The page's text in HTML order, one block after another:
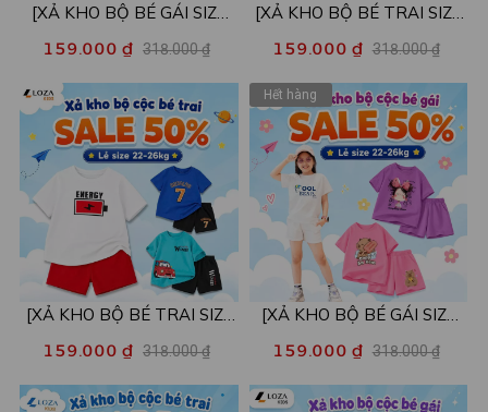
[XẢ KHO BỘ BÉ GÁI SIZE
nhiều mẫu - Quần áo bé gái
nữ từ 15-22kg - Loza Kids
XB001
159.000 ₫ 318.000 ₫
[XẢ KHO BỘ BÉ TRAI SIZE
mẫu - Quần áo bé trai từ 15-
18kg - Loza Kids XB002
159.000 ₫ 318.000 ₫
[XẢ KHO BỘ BÉ TRAI SIZE
mẫu - Quần áo bé trai từ 22-
26kg - Loza Kids XB004
159.000 ₫ 318.000 ₫
Hết hàng
[XẢ KHO BỘ BÉ GÁI SIZE
mẫu - Quần áo bé gái từ 22-
26kg - Loza Kids XB005
159.000 ₫ 318.000 ₫